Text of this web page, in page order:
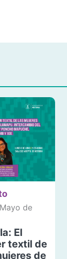
de
El
textil de
de